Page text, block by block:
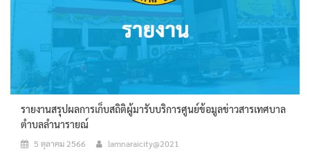
รายงานสรุปผลการเก็บสถิติผู้มารับบริการศูนย์ข้อมูลข่าวสารเทศบาล
ตำบลลำนารายณ์
5 ตุลาคม 2566 lamnaraicity@2021